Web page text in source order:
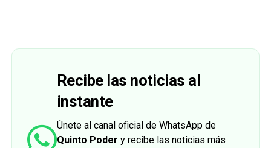
Recibe las noticias al
instante
Únete al canal oficial de WhatsApp de
Quinto Poder y recibe las noticias más